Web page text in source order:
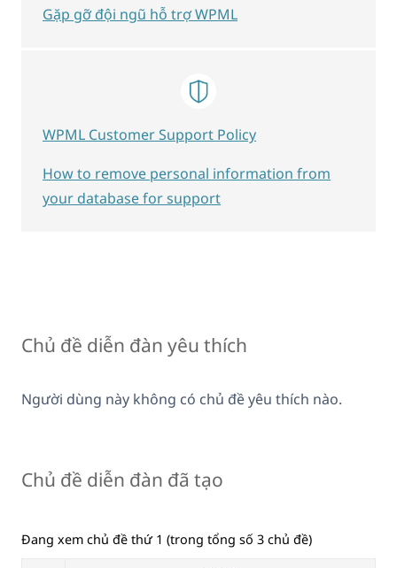
Chủ đề diễn đàn yêu thích
Người dùng này không có chủ đề yêu thích nào.
Chủ đề diễn đàn đã tạo
Đang xem chủ đề thứ 1 (trong tổng số 3 chủ đề)
Gặp gỡ đội ngũ hỗ trợ WPML
WPML Customer Support Policy
How to remove personal information from
your database for support